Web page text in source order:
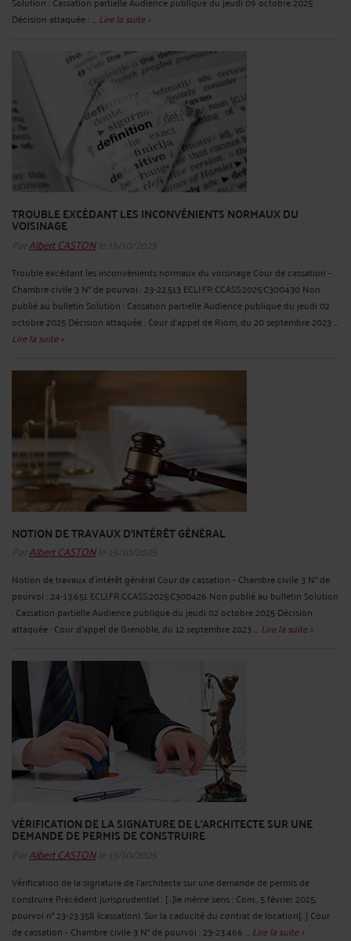
Décision attaquée : ... Lire la suite >
TROUBLE EXCÉDANT LES INCONVÉNIENTS NORMAUX DU
VOISINAGE
ParAlbert CASTONle 15/10/2025
Trouble excédant les inconvénients normaux du voisinage Cour de cassation -
Chambre civile 3 N° de pourvoi : 23-22.513 ECLI:FR:CCASS:2025:C300430 Non
publié au bulletin Solution : Cassation partielle Audience publique du jeudi 02
octobre 2025 Décision attaquée : Cour d'appel de Riom, du 20 septembre 2023 ...
Lire la suite >
NOTION DE TRAVAUX D'INTÉRÊT GÉNÉRAL
ParAlbert CASTONle 15/10/2025
Notion de travaux d'intérêt général Cour de cassation - Chambre civile 3 N° de
pourvoi : 24-13.651 ECLI:FR:CCASS:2025:C300426 Non publié au bulletin Solution
: Cassation partielle Audience publique du jeudi 02 octobre 2025 Décision
attaquée : Cour d'appel de Grenoble, du 12 septembre 2023 ... Lire la suite >
VÉRIFICATION DE LA SIGNATURE DE L'ARCHITECTE SUR UNE
DEMANDE DE PERMIS DE CONSTRUIRE
ParAlbert CASTONle 13/10/2025
Vérification de la signature de l'architecte sur une demande de permis de
construire Précédent jurisprudentiel : [...]le même sens : Com., 5 février 2025,
pourvoi n° 23-23.358 (cassation). Sur la caducité du contrat de location[...] Cour
de cassation - Chambre civile 3 N° de pourvoi : 23-23.466 ... Lire la suite >